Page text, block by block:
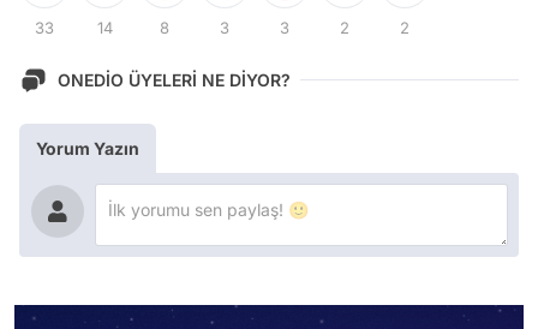
33 14 8 3 3 2 2
ONEDİO ÜYELERİ NE DİYOR?
Yorum Yazın